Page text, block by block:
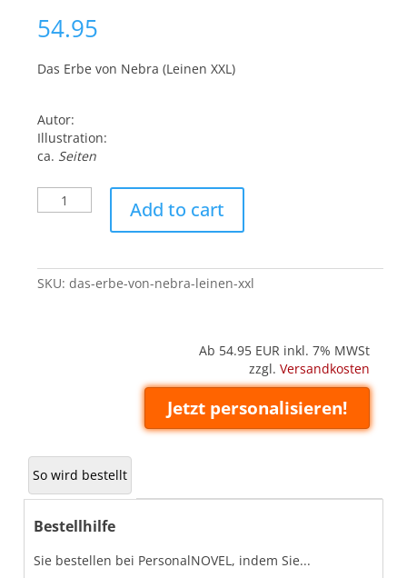
54.95
Das Erbe von Nebra (Leinen XXL)
Autor:
Illustration:
ca. Seiten
Erbe
(Leinen
XXL)
Add to cart
SKU:das-erbe-von-nebra-leinen-xxl
Ab 54.95 EUR inkl. 7% MWSt
zzgl. Versandkosten
Jetzt personalisieren!
So wird bestellt
Bestellhilfe
Sie bestellen bei PersonalNOVEL, indem Sie...